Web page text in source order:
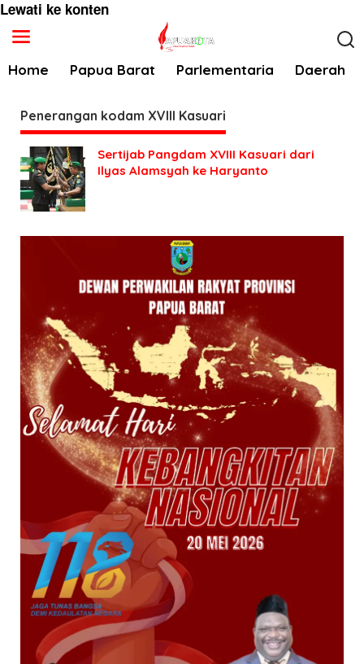
Lewati ke konten
Home Papua Barat Parlementaria Daerah
Penerangan kodam XVIII Kasuari
Sertijab Pangdam XVIII Kasuari dari
Ilyas Alamsyah ke Haryanto